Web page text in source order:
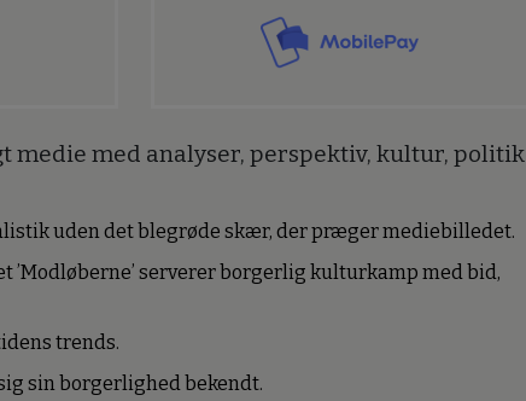
medie med analyser, perspektiv, kultur, politik
uden det blegrøde skær, der præger mediebilledet.
’Modløberne’ serverer borgerlig kulturkamp med bid,
trends.
sin borgerlighed bekendt.